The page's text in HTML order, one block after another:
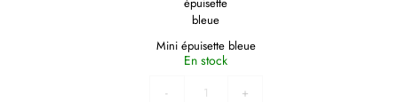
Mini épuisette bleue
En stock
- +